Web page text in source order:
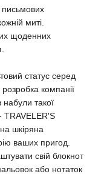
письмових
миті.
щоденних
статус серед
компанії
набули такої
TRAVELER'S
шкіряна
ваших пригод.
свій блокнот
або нотаток